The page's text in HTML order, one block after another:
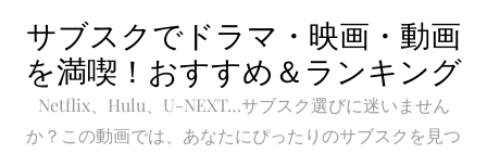
content
サブスクでドラマ・映画・動画
を満喫！おすすめ＆ランキング
Netflix、Hulu、U-NEXT…サブスク選びに迷いません
か？この動画では、あなたにぴったりのサブスクを見つ